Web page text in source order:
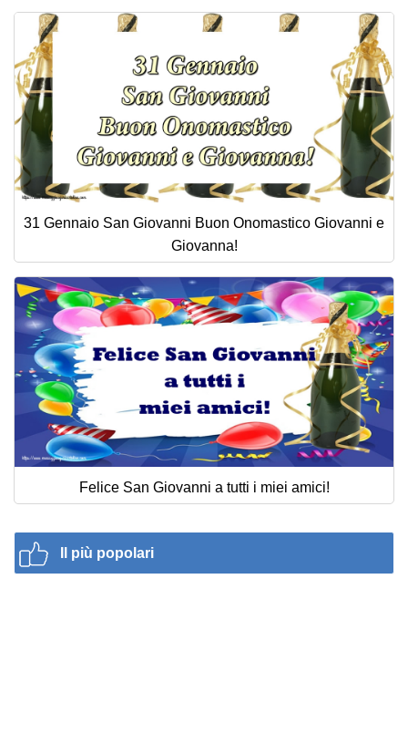
31 Gennaio San Giovanni Buon Onomastico Giovanni e
Giovanna!
Felice San Giovanni a tutti i miei amici!
Il più popolari